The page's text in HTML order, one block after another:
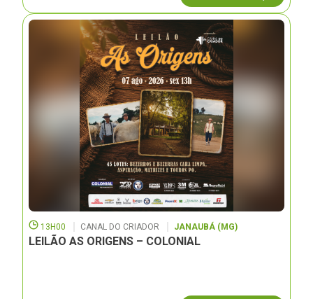
13H00 CANAL DO CRIADOR JANAUBÁ (MG)
LEILÃO AS ORIGENS – COLONIAL